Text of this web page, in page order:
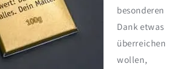
besonderen
Dank etwas
überreichen
wollen,